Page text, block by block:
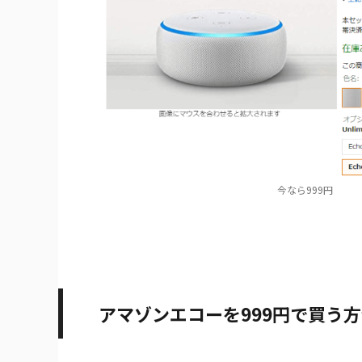
今なら999円
アマゾンエコーを999円で買う